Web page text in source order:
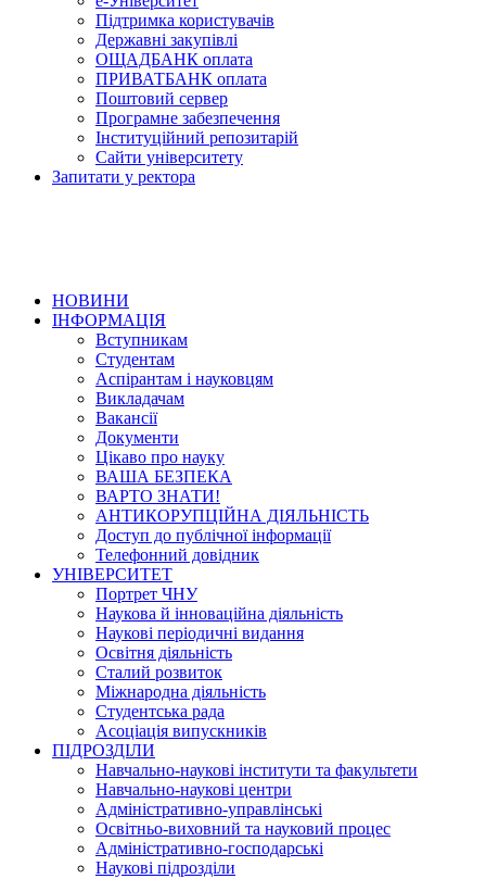
Підтримка користувачів
Державні закупівлі
ОЩАДБАНК оплата
ПРИВАТБАНК оплата
Поштовий сервер
Програмне забезпечення
Інституційний репозитарій
Сайти університету
Запитати у ректора
НОВИНИ
ІНФОРМАЦІЯ
Вступникам
Студентам
Аспірантам і науковцям
Викладачам
Вакансії
Документи
Цікаво про науку
ВАША БЕЗПЕКА
ВАРТО ЗНАТИ!
АНТИКОРУПЦІЙНА ДІЯЛЬНІСТЬ
Доступ до публічної інформації
Телефонний довідник
УНІВЕРСИТЕТ
Портрет ЧНУ
Наукова й інноваційна діяльність
Наукові періодичні видання
Освітня діяльність
Сталий розвиток
Міжнародна діяльність
Студентська рада
Асоціація випускників
ПІДРОЗДІЛИ
Навчально-наукові інститути та факультети
Навчально-наукові центри
Адміністративно-управлінські
Освітньо-виховний та науковий процес
Адміністративно-господарські
Наукові підрозділи